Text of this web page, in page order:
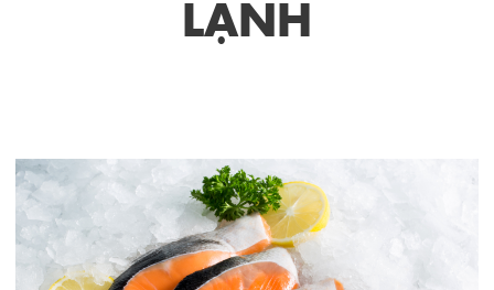
LẠNH